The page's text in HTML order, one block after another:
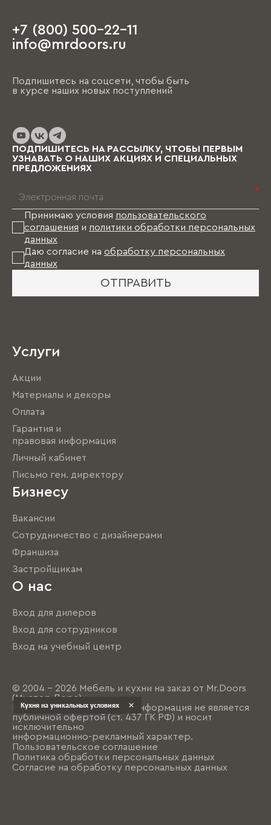
+7 (800) 500-22-11
info@mrdoors.ru
Подпишитесь на соцсети, чтобы быть
в курсе наших новых поступлений
ПОДПИШИТЕСЬ НА РАССЫЛКУ, ЧТОБЫ ПЕРВЫМ
УЗНАВАТЬ О НАШИХ АКЦИЯХ И СПЕЦИАЛЬНЫХ
ПРЕДЛОЖЕНИЯХ
*
Принимаю условия пользовательского
соглашения и политики обработки персональных
данных
Даю согласие на обработку персональных
данных
ОТПРАВИТЬ
Услуги
Акции
Материалы и декоры
Оплата
Гарантия и
правовая информация
Личный кабинет
Письмо ген. директору
Бизнесу
Вакансии
Сотрудничество с дизайнерами
Франшиза
Застройщикам
О нас
Вход для дилеров
Вход для сотрудников
Вход на учебный центр
© 2004 - 2026 Мебель и кухни на заказ от Mr.Doors
(Мистер Дорс)
Представленная на сайте информация не является
публичной офертой (ст. 437 ГК РФ) и носит
исключительно
информационно-рекламный характер.
Пользовательское соглашение
Политика обработки персональных данных
Согласие на обработку персональных данных
Кухня на уникальных условиях